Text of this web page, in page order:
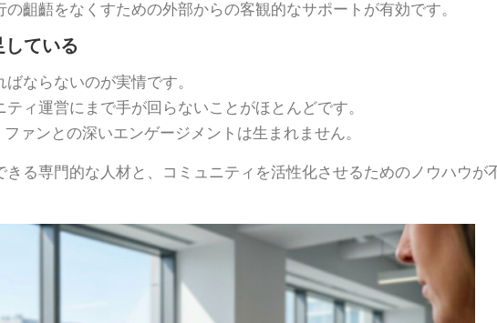
齟齬をなくすための外部からの客観的なサポートが有効です。
ている
ならないのが実情です。
ィ運営にまで手が回らないことがほとんどです。
ァンとの深いエンゲージメントは生まれません。
る専門的な人材と、コミュニティを活性化させるためのノウハウが